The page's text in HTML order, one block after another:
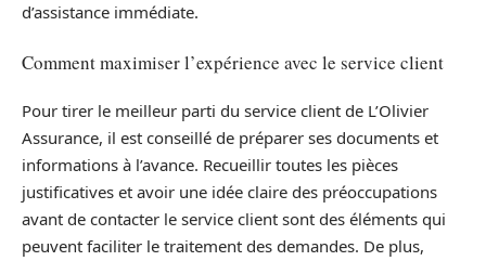
d’assistance immédiate.
Comment maximiser l’expérience avec le service client
Pour tirer le meilleur parti du service client de L’Olivier
Assurance, il est conseillé de préparer ses documents et
informations à l’avance. Recueillir toutes les pièces
justificatives et avoir une idée claire des préoccupations
avant de contacter le service client sont des éléments qui
peuvent faciliter le traitement des demandes. De plus,